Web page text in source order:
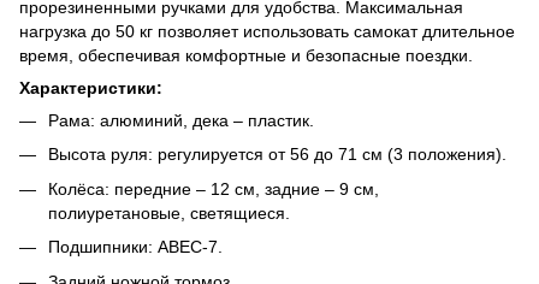
прорезиненными ручками для удобства. Максимальная
нагрузка до 50 кг позволяет использовать самокат длительное
время, обеспечивая комфортные и безопасные поездки.
Характеристики:
Рама: алюминий, дека – пластик.
Высота руля: регулируется от 56 до 71 см (3 положения).
Колёса: передние – 12 см, задние – 9 см,
полиуретановые, светящиеся.
Подшипники: ABEC-7.